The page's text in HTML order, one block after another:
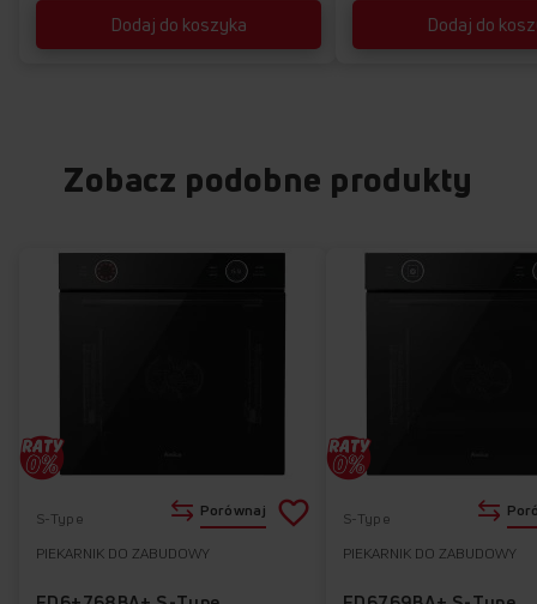
Dodaj do koszyka Dodaj do
Zobacz podobne produkty
S-Type
PIEKARNIK DO ZABUDOWY
Porównaj Dodaj
ulubionych
S-Type
PIEKARNIK DO ZABUDOWY